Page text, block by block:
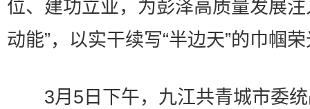
位、建功立业，为彭泽高质量发展注
动能”，以实干续写“半边天”的巾帼
3月5日下午，九江共青城市委统